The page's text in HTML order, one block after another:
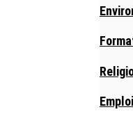
Emploi